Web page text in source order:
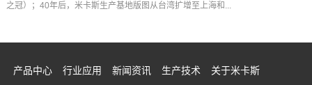
之冠）；40年后，米卡斯生产基地版图从台湾扩增至上海和...
产品中心 行业应用 新闻资讯 生产技术 关于米卡斯